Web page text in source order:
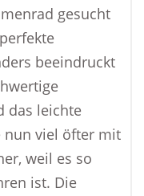
gesucht
beeindruckt
das leichte
nun viel öfter mit
weil es so
ist. Die